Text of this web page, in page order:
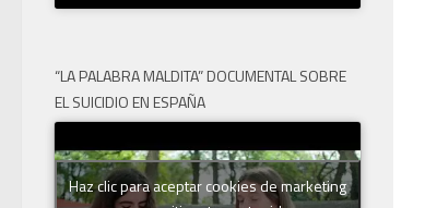
“LA PALABRA MALDITA” DOCUMENTAL SOBRE
EL SUICIDIO EN ESPAÑA
Haz clic para aceptar cookies de marketing